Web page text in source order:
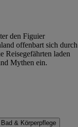
den Figuier
offenbart sich durch
Reisegefährten laden
Mythen ein.
Bad & Körperpflege